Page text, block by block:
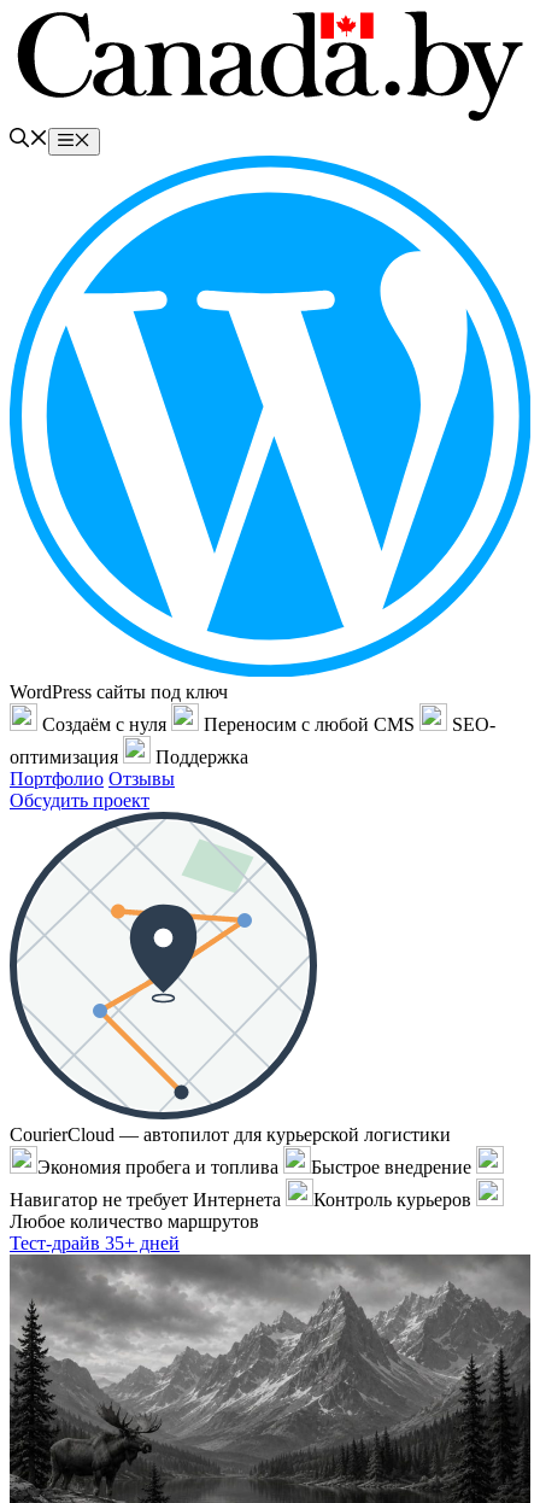
Перейти
содержимому
Меню
WordPress сайты под ключ
Создаём с нуля
Переносим с любой CMS
SEO-
оптимизация
Поддержка
Портфолио Отзывы
Обсудить проект
CourierCloud — автопилот для курьерской логистики
Экономия пробега и топлива
Быстрое внедрение
Навигатор не требует Интернета
Контроль курьеров
Любое количество маршрутов
Тест-драйв 35+ дней